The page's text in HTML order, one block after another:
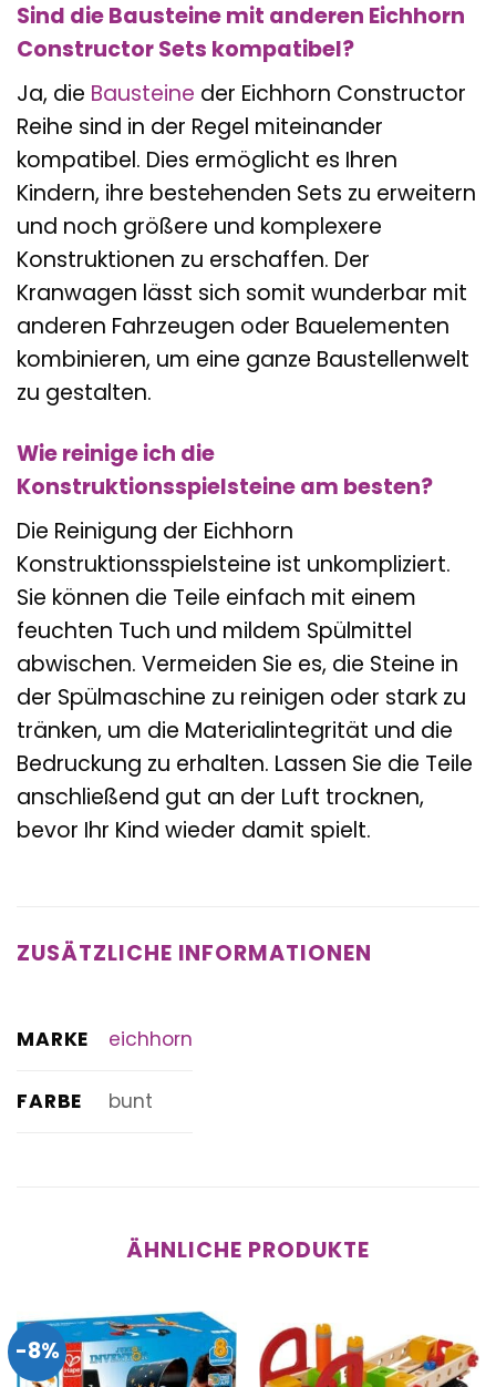
Sind die Bausteine mit anderen Eichhorn
Constructor Sets kompatibel?
Ja, die Bausteine der Eichhorn Constructor
Reihe sind in der Regel miteinander
kompatibel. Dies ermöglicht es Ihren
Kindern, ihre bestehenden Sets zu erweitern
und noch größere und komplexere
Konstruktionen zu erschaffen. Der
Kranwagen lässt sich somit wunderbar mit
anderen Fahrzeugen oder Bauelementen
kombinieren, um eine ganze Baustellenwelt
zu gestalten.
Wie reinige ich die
Konstruktionsspielsteine am besten?
Die Reinigung der Eichhorn
Konstruktionsspielsteine ist unkompliziert.
Sie können die Teile einfach mit einem
feuchten Tuch und mildem Spülmittel
abwischen. Vermeiden Sie es, die Steine in
der Spülmaschine zu reinigen oder stark zu
tränken, um die Materialintegrität und die
Bedruckung zu erhalten. Lassen Sie die Teile
anschließend gut an der Luft trocknen,
bevor Ihr Kind wieder damit spielt.
ZUSÄTZLICHE INFORMATIONEN
MARKE eichhorn
FARBE bunt
ÄHNLICHE PRODUKTE
-8%